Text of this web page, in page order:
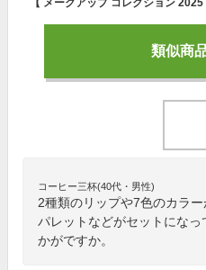
類似商
コーヒー三杯(40代・男性)
2種類のリップや7色のカラ
パレットなどがセットにな
かがですか。